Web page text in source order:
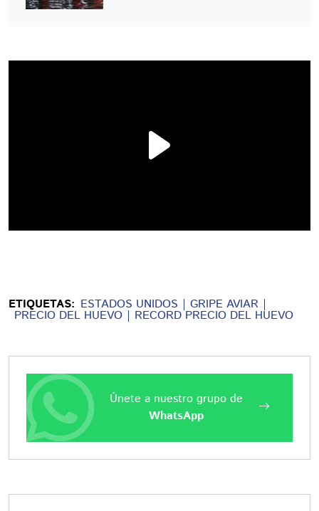
ETIQUETAS: ESTADOS UNIDOS GRIPE AVIAR
PRECIO DEL HUEVO RECORD PRECIO DEL HUEVO
Únete a nuestro grupo de
WhatsApp